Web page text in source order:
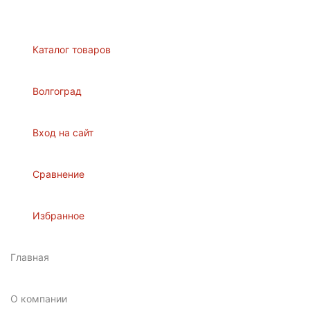
Каталог товаров
Волгоград
Вход на сайт
Сравнение
Избранное
Главная
О компании